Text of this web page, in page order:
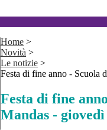
Home >
Novità >
Le notizie >
Festa di fine anno - Scuola
Festa di fine
Mandas -